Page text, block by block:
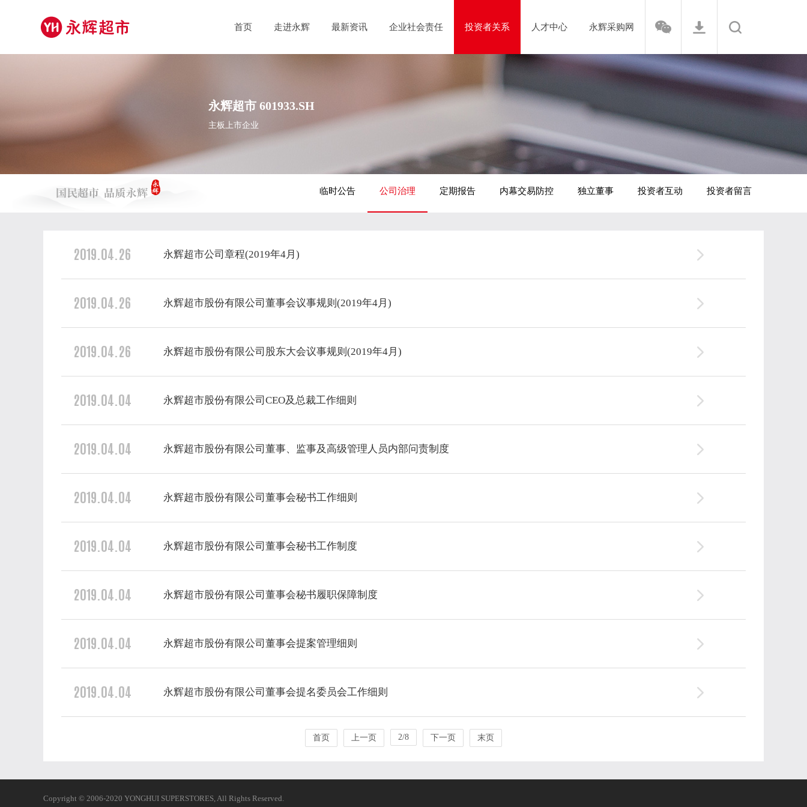
首页 走进永辉 最新资讯 企业社会责任 投资者关系 人才中心 永辉采购网
永辉超市 601933.SH
主板上市企业
临时公告 公司治理 定期报告 内幕交易防控 独立董事 投资者互动 投资者留言
2019.04.26 永辉超市公司章程(2019年4月)
2019.04.26 永辉超市股份有限公司董事会议事规则(2019年4月)
2019.04.26 永辉超市股份有限公司股东大会议事规则(2019年4月)
2019.04.04 永辉超市股份有限公司CEO及总裁工作细则
2019.04.04 永辉超市股份有限公司董事、监事及高级管理人员内部问责制度
2019.04.04 永辉超市股份有限公司董事会秘书工作细则
2019.04.04 永辉超市股份有限公司董事会秘书工作制度
2019.04.04 永辉超市股份有限公司董事会秘书履职保障制度
2019.04.04 永辉超市股份有限公司董事会提案管理细则
2019.04.04 永辉超市股份有限公司董事会提名委员会工作细则
首页 上一页 2/8 下一页 末页
Copyright © 2006-2020 YONGHUI SUPERSTORES, All Rights Reserved.